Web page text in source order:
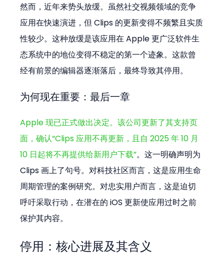
然而，近年来势头放缓。虽然社交视频领域的竞争
应用在快速演进，但 Clips 的更新变得不频繁且实质
性较少。这种放缓是该应用在 Apple 更广泛软件生
态系统中的地位变得不稳定的第一个迹象。这款曾
经有前景的编辑器逐渐落后，最终导致其停用。
为何现在重要：最后一章
Apple 现已正式做出决定。该公司更新了其支持页
面，确认“Clips 应用不再更新，且自 2025 年 10 月
10 日起将不再提供给新用户下载”。这一明确声明为
Clips 画上了句号。对科技社区而言，这是应用生命
周期管理的案例研究。对忠实用户而言，这是迫切
呼吁采取行动，在潜在的 iOS 更新使应用过时之前
保护其内容。
停用：核心进展及其含义